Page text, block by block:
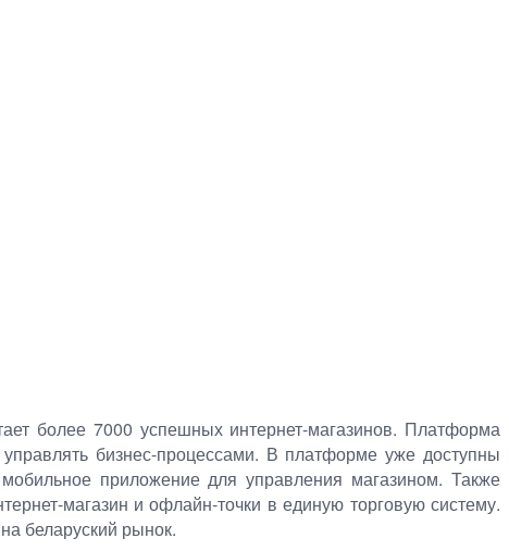
более 7000 успешных интернет-магазинов. Платформа
бизнес-процессами. В платформе уже доступны
приложение для управления магазином. Также
магазин и офлайн-точки в единую торговую систему.
беларуский рынок.